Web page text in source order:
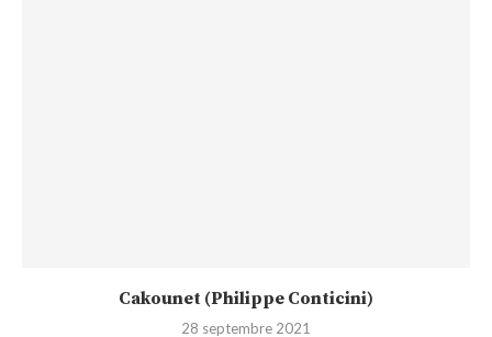
Cakounet (Philippe Conticini)
28 septembre 2021